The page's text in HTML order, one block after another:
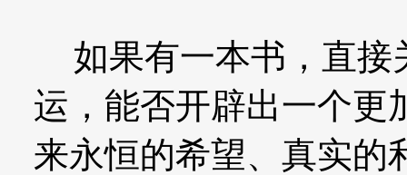
如果有一本书，直接
运，能否开辟出一个更
来永恒的希望、真实的